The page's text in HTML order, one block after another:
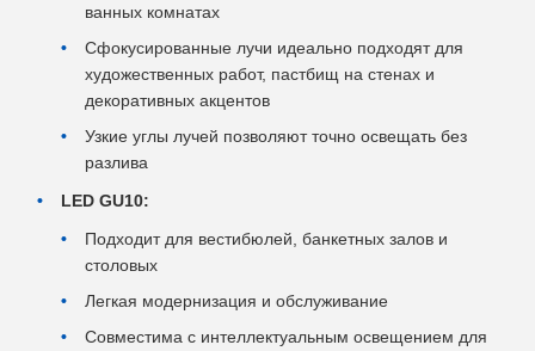
ванных комнатах
Сфокусированные лучи идеально подходят для
художественных работ, пастбищ на стенах и
декоративных акцентов
Узкие углы лучей позволяют точно освещать без
разлива
LED GU10:
Подходит для вестибюлей, банкетных залов и
столовых
Легкая модернизация и обслуживание
Совместима с интеллектуальным освещением для